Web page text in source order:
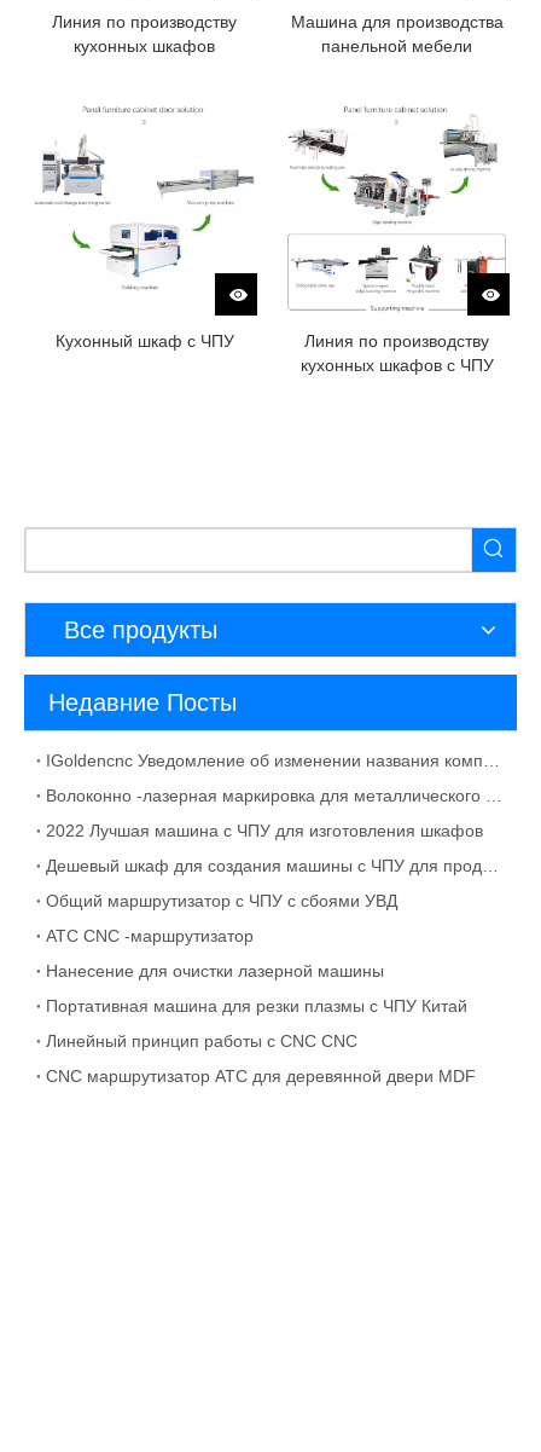
Линия по производству
кухонных шкафов
Машина для производства
панельной мебели
Кухонный шкаф с ЧПУ
Линия по производству
кухонных шкафов с ЧПУ
Все продукты
Недавние Посты
2022 Лучшая машина с ЧПУ для изготовления шкафов
Общий маршрутизатор с ЧПУ с сбоями УВД
ATC CNC -маршрутизатор
Нанесение для очистки лазерной машины
Портативная машина для резки плазмы с ЧПУ Китай
Линейный принцип работы с CNC CNC
CNC маршрутизатор ATC для деревянной двери MDF